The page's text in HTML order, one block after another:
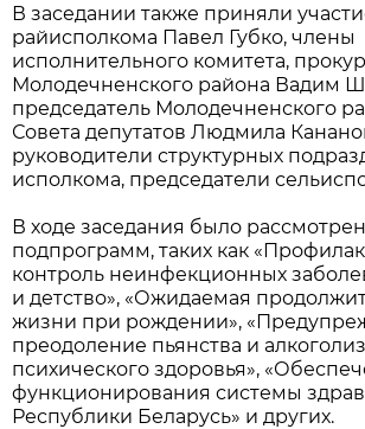
В заседании также приняли
райисполкома Павел Губко, члены
исполнительного комитета,
Молодечненского района Вадим
председатель Молодечненского
Совета депутатов Людмила
руководители структурных
исполкома, председатели
В ходе заседания было
подпрограмм, таких как
контроль неинфекционных
и детство», «Ожидаемая
жизни при рождении»,
преодоление пьянства и
психического здоровья»,
функционирования системы
Республики Беларусь» и других.